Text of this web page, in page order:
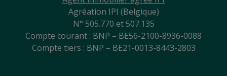
Agréation IPI (Belgique)
N° 505.770 et 507.135
Compte courant : BNP – BE56-2100-8936-0088
Compte tiers : BNP – BE21-0013-8443-2803